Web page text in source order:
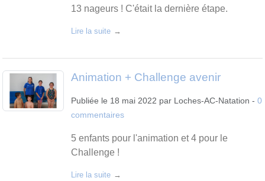
13 nageurs ! C'était la dernière étape.
Lire la suite
Animation + Challenge avenir
Publiée le 18 mai 2022 par Loches-AC-Natation - 0
commentaires
5 enfants pour l'animation et 4 pour le
Challenge !
Lire la suite